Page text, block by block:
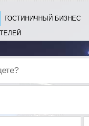
ГОСТИНИЧНЫЙ БИЗНЕС